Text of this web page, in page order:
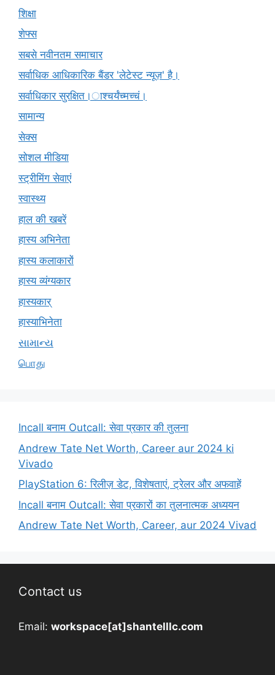
शिक्षा
शेफ्स
सबसे नवीनतम समाचार
सर्वाधिक आधिकारिक बैंडर 'लेटेस्ट न्यूज़' है।
सर्वाधिकार सुरक्षित।ाश्चर्यंच्मच्चं।
सामान्य
सेक्स
सोशल मीडिया
स्ट्रीमिंग सेवाएं
स्वास्थ्य
हाल की खबरें
हास्य अभिनेता
हास्य कलाकारों
हास्य व्यंग्यकार
हास्यकार्
हास्याभिनेता
સામાન્ય
பொது
Incall बनाम Outcall: सेवा प्रकार की तुलना
Andrew Tate Net Worth, Career aur 2024 ki
Vivado
PlayStation 6: रिलीज़ डेट, विशेषताएं, ट्रेलर और अफवाहें
Incall बनाम Outcall: सेवा प्रकारों का तुलनात्मक अध्ययन
Andrew Tate Net Worth, Career, aur 2024 Vivad
Contact us
Email: workspace[at]shantelllc.com